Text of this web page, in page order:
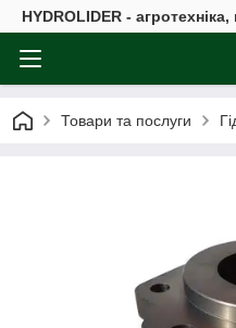
HYDROLIDER -
Товари та послуги